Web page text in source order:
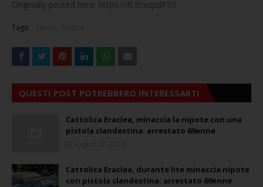
Originally posted here: https://ift.tt/eqzdF5X
Tags:
QUESTI POST POTREBBERO INTERESSARTI
Cattolica Eraclea, minaccia la nipote con una
pistola clandestina: arrestato 69enne
Cattolica Eraclea, durante lite minaccia nipote
con pistola clandestina: arrestato 69enne